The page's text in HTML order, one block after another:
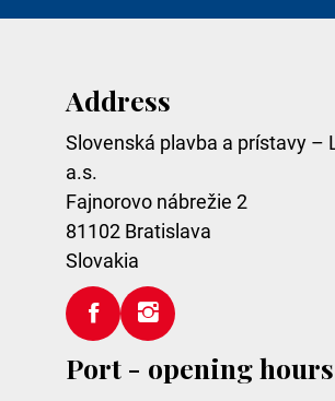
Address
Slovenská plavba a prístavy –
a.s.
Fajnorovo nábrežie 2
81102 Bratislava
Slovakia
Port - opening hours